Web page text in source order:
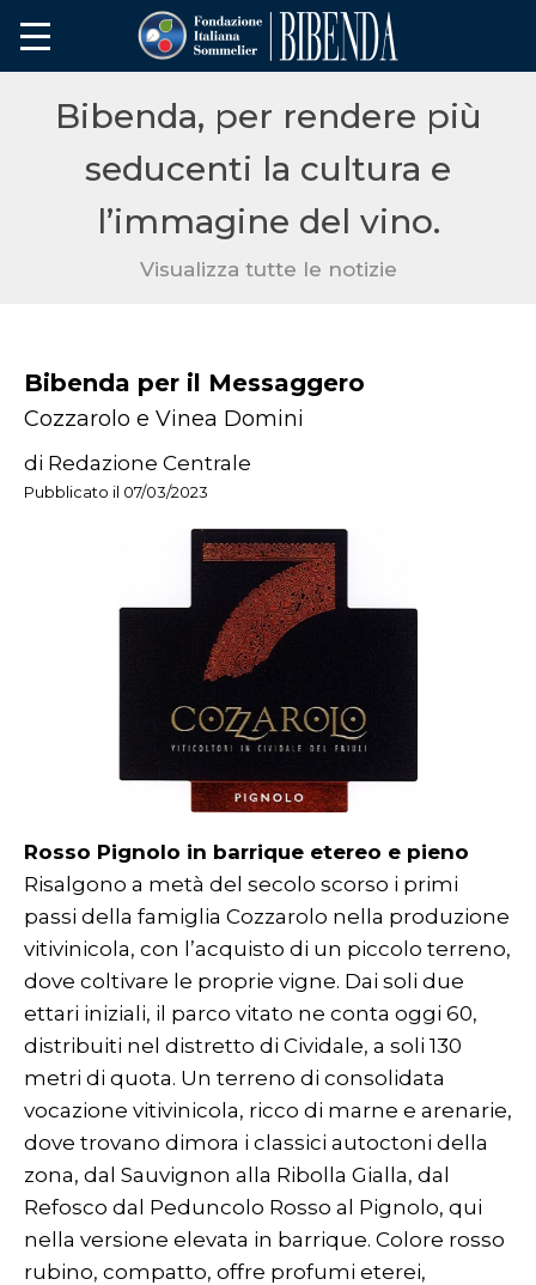
Bibenda, per rendere più
seducenti la cultura e
l’immagine del vino.
Visualizza tutte le notizie
Bibenda per il Messaggero
Cozzarolo e Vinea Domini
di Redazione Centrale
Pubblicato il 07/03/2023
Rosso Pignolo in barrique etereo e pieno
Risalgono a metà del secolo scorso i primi
passi della famiglia Cozzarolo nella produzione
vitivinicola, con l’acquisto di un piccolo terreno,
dove coltivare le proprie vigne. Dai soli due
ettari iniziali, il parco vitato ne conta oggi 60,
distribuiti nel distretto di Cividale, a soli 130
metri di quota. Un terreno di consolidata
vocazione vitivinicola, ricco di marne e arenarie,
dove trovano dimora i classici autoctoni della
zona, dal Sauvignon alla Ribolla Gialla, dal
Refosco dal Peduncolo Rosso al Pignolo, qui
nella versione elevata in barrique. Colore rosso
rubino, compatto, offre profumi eterei,